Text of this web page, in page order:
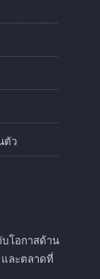
ตัว
โอกาสด้าน
ละตลาดที่